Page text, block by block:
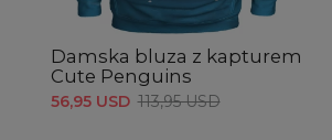
Damska bluza z kapturem
Cute Penguins
56,95 USD 113,95 USD